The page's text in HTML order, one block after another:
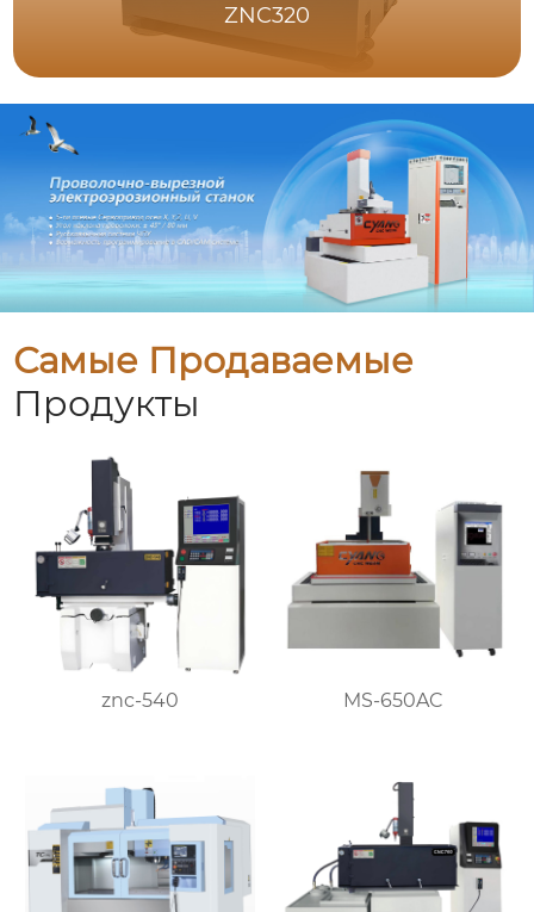
ZNC320
Самые Продаваемые
Продукты
znc-540 MS-650AC